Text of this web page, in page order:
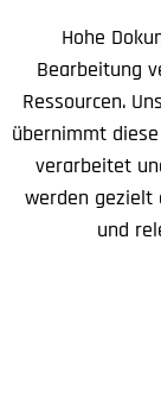
Hohe
Bearbeitung
Ressourcen.
übernimmt
verarbeitet
werden gezielt
und